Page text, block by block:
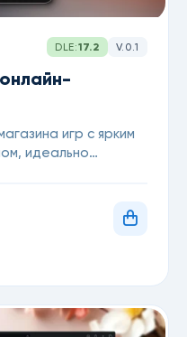
DLE:17.2 V.0.1
игр с ярким
идеально